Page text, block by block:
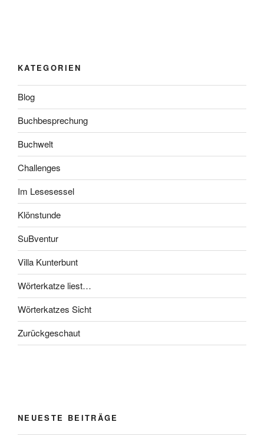
KATEGORIEN
Blog
Buchbesprechung
Buchwelt
Challenges
Im Lesesessel
Klönstunde
SuBventur
Villa Kunterbunt
Wörterkatze liest…
Wörterkatzes Sicht
Zurückgeschaut
NEUESTE BEITRÄGE